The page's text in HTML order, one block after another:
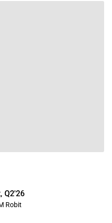
Q2'26
Robit